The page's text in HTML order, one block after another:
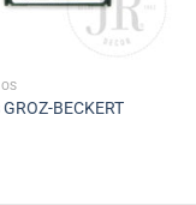
BECKERT